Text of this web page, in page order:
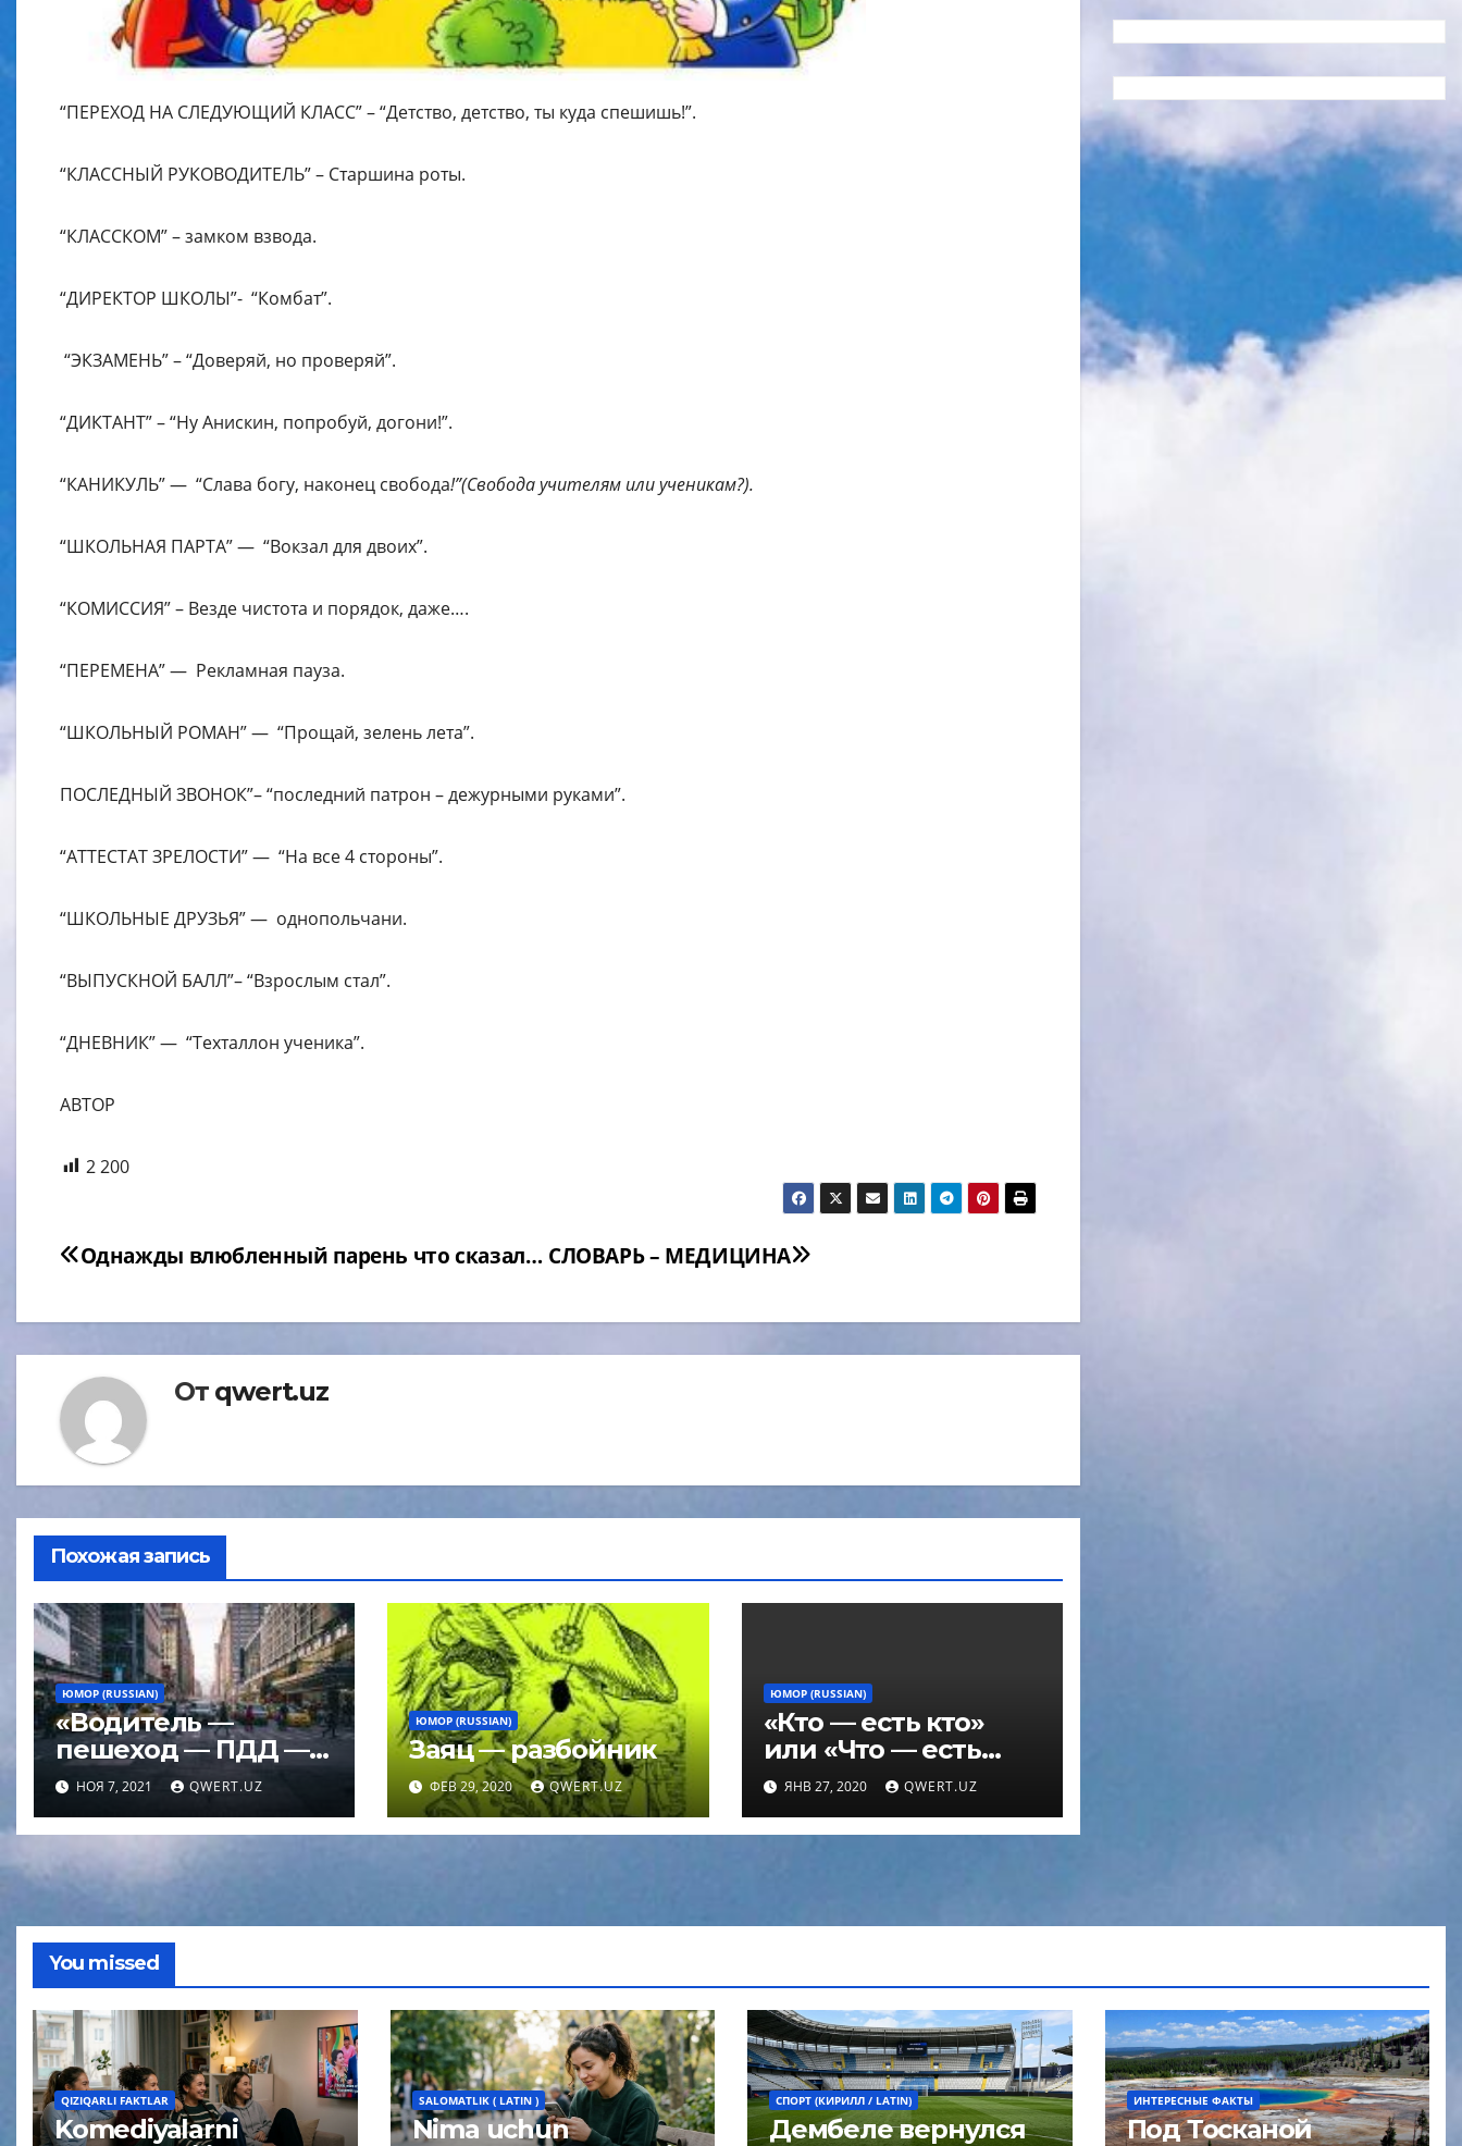
“ПЕРЕХОД НА СЛЕДУЮЩИЙ КЛАСС” – “Детство, детство, ты куда спешишь!”.
“КЛАССНЫЙ РУКОВОДИТЕЛЬ” – Старшина роты.
“КЛАССКОМ” – замком взвода.
“ДИРЕКТОР ШКОЛЫ”- “Комбат”.
“ЭКЗАМЕНЬ” – “Доверяй, но проверяй”.
“ДИКТАНТ” – “Ну Анискин, попробуй, догони!”.
“КАНИКУЛЬ” — “Слава богу, наконец свобода!”(Свобода учителям или ученикам?).
“ШКОЛЬНАЯ ПАРТА” — “Вокзал для двоих”.
“КОМИССИЯ” – Везде чистота и порядок, даже….
“ПЕРЕМЕНА” — Рекламная пауза.
“ШКОЛЬНЫЙ РОМАН” — “Прощай, зелень лета”.
ПОСЛЕДНЫЙ ЗВОНОК”– “последний патрон – дежурными руками”.
“АТТЕСТАТ ЗРЕЛОСТИ” — “На все 4 стороны”.
“ШКОЛЬНЫЕ ДРУЗЬЯ” — однопольчани.
“ВЫПУСКНОЙ БАЛЛ”– “Взрослым стал”.
“ДНЕВНИК” — “Техталлон ученика”.
АВТОР
2 200
Навигация
записям
СЛОВАРЬ – МЕДИЦИНА
Однажды влюбленный парень что сказал…
От qwert.uz
Похожая запись
ЮМОР (RUSSIAN)
«Водитель —
пешеход — ПДД —
ДТП» (Юмор)
НОЯ 7, 2021 QWERT.UZ
ЮМОР (RUSSIAN)
Заяц — разбойник
ФЕВ 29, 2020 QWERT.UZ
ЮМОР (RUSSIAN)
«Кто — есть кто»
или «Что — есть
что»
ЯНВ 27, 2020 QWERT.UZ
You missed
QIZIQARLI FAKTLAR
Komediyalarni
SALOMATLIK ( LATIN )
Nima uchun
СПОРТ (КИРИЛЛ / LATIN)
Дембеле вернулся
ИНТЕРЕСНЫЕ ФАКТЫ
Под Тосканой